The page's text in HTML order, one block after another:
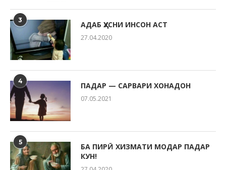
3 АДАБ ҲУСНИ ИНСОН АСТ
27.04.2020
4 ПАДАР — САРВАРИ ХОНАДОН
07.05.2021
5
БА ПИРӢ ХИЗМАТИ МОДАР ПАДАР
КУН!